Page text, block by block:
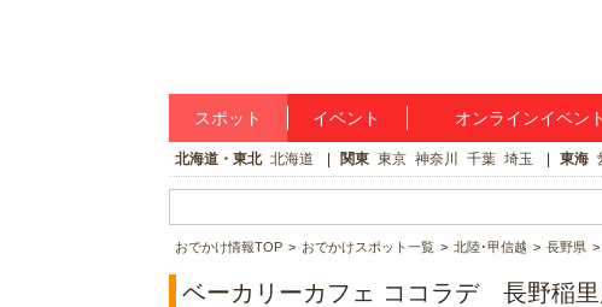
スポット イベント オンラインイベント
北海道・東北 北海道 関東 東京 神奈川 千葉 埼玉 東海
おでかけ情報TOP おでかけスポット一覧 北陸･甲信越 長野県
ベーカリーカフェ ココラデ 長野稲里